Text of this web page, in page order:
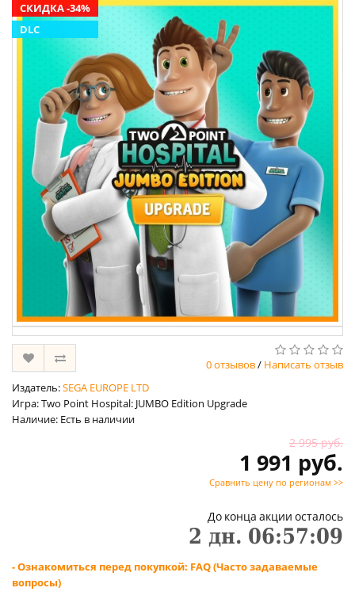
СКИДКА -34%
DLC
0 отзывов/ Написать отзыв
Издатель:SEGA EUROPE LTD
Игра: Two Point Hospital: JUMBO Edition Upgrade
Наличие: Есть в наличии
2 995 руб.
1 991 руб.
Сравнить цену по регионам >>
До конца акции осталось
2 дн. 06:57:08
- Ознакомиться перед покупкой: FAQ (Часто задаваемые
вопросы)